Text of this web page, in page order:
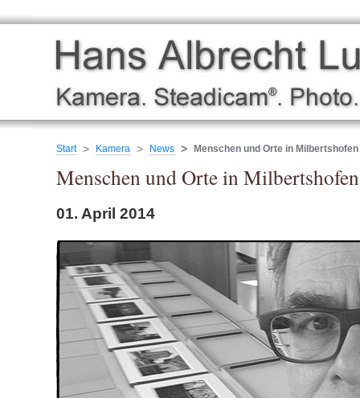
Start Kamera News Menschen und Orte in Milbertshofen
Menschen und Orte in Milbertshofen
01. April 2014